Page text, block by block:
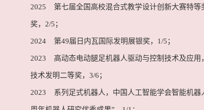
2025 第七届全国高校混合式教学设计创新大赛特等
奖，2/5；
2024 第49届日内瓦国际发明展银奖，1/5；
2023 高动态电动腿足机器人驱动与控制技术及应用
技术发明二等奖，3/6；
2023 系列足式机器人，中国人工智能学会智能机器